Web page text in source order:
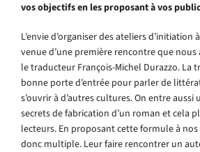
vos objectifs en les proposant à vos
L’envie d’organiser des ateliers
venue d’une première rencontre que nous
le traducteur François-Michel Durazzo. La
bonne porte d’entrée pour parler de
s’ouvrir à d’autres cultures. On entre aussi
secrets de fabrication d’un roman et cela
lecteurs. En proposant cette formule à
donc multiple. Leur faire rencontrer un